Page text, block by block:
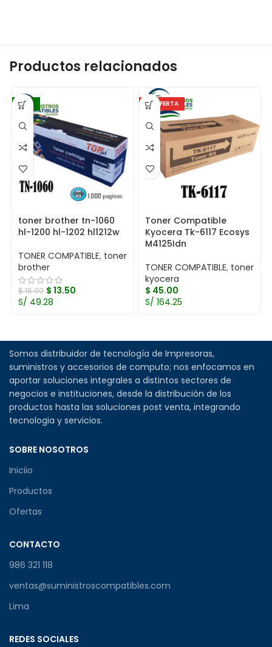
Productos relacionados
-16%
toner brother tn-1060
hl-1200 hl-1202 hl1212w
TONER COMPATIBLE, toner
brother
$16.00 $ 13.50
S/ 49.28
EN OFERTA
Toner Compatible
Kyocera Tk-6117 Ecosys
M4125Idn
TONER COMPATIBLE, toner
kyocera
$ 45.00
S/ 164.25
Somos distribuidor de tecnología de Impresoras,
suministros y accesorios de computo; nos enfocamos en
aportar soluciones integrales a distintos sectores de
negocios e instituciones, desde la distribución de los
productos hasta las soluciones post venta, integrando
tecnologia y servicios.
SOBRE NOSOTROS
Iniciio
Productos
Ofertas
CONTACTO
986 321 118
ventas@suministroscompatibles.com
Lima
REDES SOCIALES